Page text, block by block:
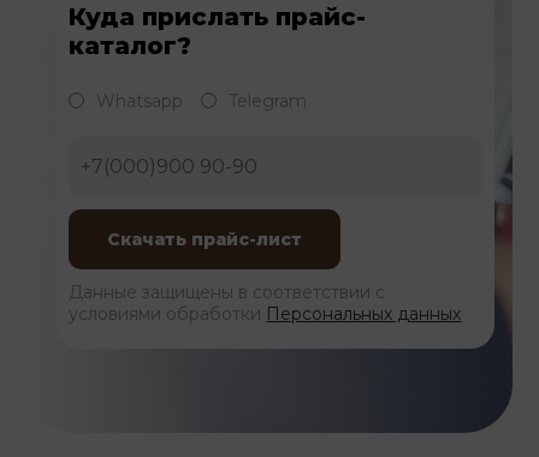
Куда прислать прайс-
каталог?
Whatsapp Telegram
Данные защищены в соответствии с
условиями обработки Персональных данных